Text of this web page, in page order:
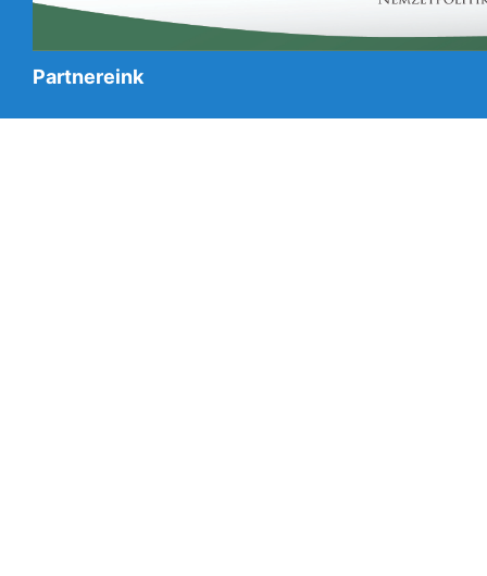
Partnereink